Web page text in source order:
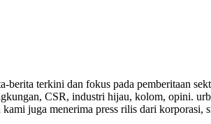
berita terkini dan fokus pada pemberitaan
CSR, industri hijau, kolom, opini.
juga menerima press rilis dari